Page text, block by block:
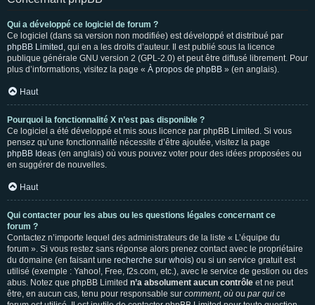
Qui a développé ce logiciel de forum ?
Ce logiciel (dans sa version non modifiée) est développé et distribué par
phpBB Limited , qui en a les droits d’auteur. Il est publié sous la licence
publique générale GNU version 2 (GPL-2.0) et peut être diffusé librement. Pour
plus d’informations, visitez la page « À propos de phpBB » (en anglais).
Haut
Pourquoi la fonctionnalité X n’est pas disponible ?
Ce logiciel a été développé et mis sous licence par phpBB Limited. Si vous
pensez qu’une fonctionnalité nécessite d’être ajoutée, visitez la page
phpBB Ideas (en anglais) où vous pouvez voter pour des idées proposées ou
en suggérer de nouvelles.
Haut
Qui contacter pour les abus ou les questions légales concernant ce
forum ?
Contactez n’importe lequel des administrateurs de la liste « L’équipe du
forum ». Si vous restez sans réponse alors prenez contact avec le propriétaire
du domaine (en faisant une recherche sur whois) ou si un service gratuit est
utilisé (exemple : Yahoo!, Free, f2s.com, etc.), avec le service de gestion ou des
abus. Notez que phpBB Limited n’a absolument aucun contrôle et ne peut
être, en aucun cas, tenu pour responsable sur comment, où ou par qui ce